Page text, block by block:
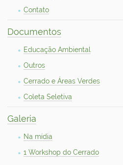
Contato
Documentos
Educação Ambiental
Outros
Cerrado e Áreas Verdes
Coleta Seletiva
Galeria
Na mídia
1 Workshop do Cerrado